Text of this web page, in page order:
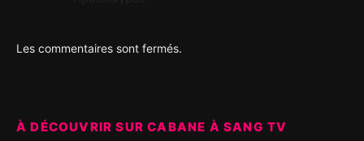
Les commentaires sont fermés.
À DÉCOUVRIR SUR CABANE À SANG TV